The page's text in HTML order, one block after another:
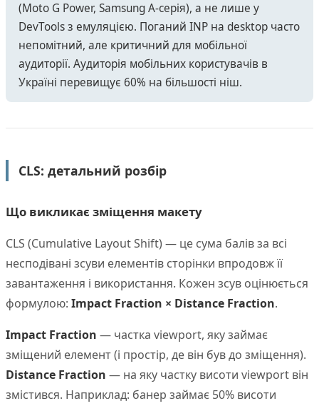
(Moto G Power, Samsung A-серія), а не лише у
DevTools з емуляцією. Поганий INP на desktop часто
непомітний, але критичний для мобільної
аудиторії. Аудиторія мобільних користувачів в
Україні перевищує 60% на більшості ніш.
CLS: детальний розбір
Що викликає зміщення макету
CLS (Cumulative Layout Shift) — це сума балів за всі
несподівані зсуви елементів сторінки впродовж її
завантаження і використання. Кожен зсув оцінюється
формулою: Impact Fraction × Distance Fraction.
Impact Fraction — частка viewport, яку займає
зміщений елемент (і простір, де він був до зміщення).
Distance Fraction — на яку частку висоти viewport він
змістився. Наприклад: банер займає 50% висоти